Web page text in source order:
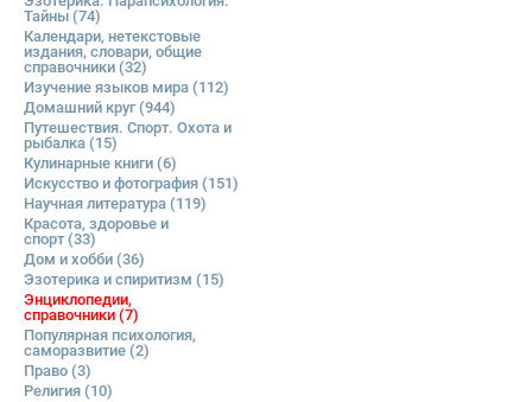
Тайны (74)
Календари, нетекстовые
издания, словари, общие
справочники (32)
Изучение языков мира (112)
Домашний круг(944)
Путешествия. Спорт. Охота и
рыбалка (15)
Кулинарные книги (6)
Искусство и фотография (151)
Научная литература (119)
Красота, здоровье и
спорт(33)
Дом и хобби (36)
Эзотерика и спиритизм (15)
Энциклопедии,
справочники (7)
Популярная психология,
саморазвитие (2)
Право (3)
Религия (10)